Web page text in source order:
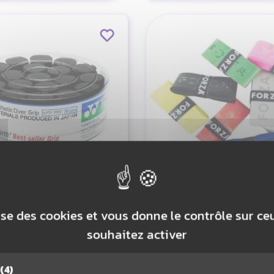
des cookies et vous donne le contrôle sur
souhaitez activer
(4)
X36 NOIR
AU PANIER
L'UNITÉ)